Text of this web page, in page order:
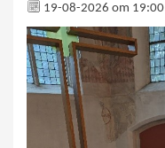
19-08-2026 om 19:00